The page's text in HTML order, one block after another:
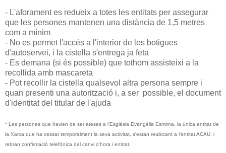
- L'aforament es redueix a totes les entitats per assegurar
que les persones mantenen una distància de 1,5 metres
com a mínim
- No es permet l'accés a l'interior de les botigues
d'autoservei, i la cistella s'entrega ja feta
- Es demana (si és possible) que tothom assisteixi a la
recollida amb mascareta
- Pot recollir la cistella qualsevol altra persona sempre i
quan presenti una autorització i, a ser possible, el document
d'identitat del titular de l'ajuda
* Les persones que havien de ser ateses a l'Església Evangèlia Esmirna, la única entitat de
la Xarxa que ha cessat temporalment la seva activitat, s'estan reubicant a l'entitat ACAU, i
rebran confirmació telefònica del canvi d'hora i entitat.